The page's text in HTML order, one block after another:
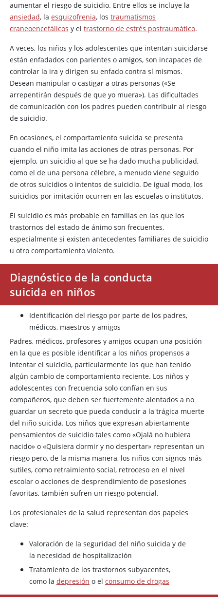
aumentar el riesgo de suicidio. Entre ellos se incluye la
ansiedad, la esquizofrenia, los traumatismos
craneoencefálicos y el trastorno de estrés postraumático.
A veces, los niños y los adolescentes que intentan suicidarse
están enfadados con parientes o amigos, son incapaces de
controlar la ira y dirigen su enfado contra sí mismos.
Desean manipular o castigar a otras personas («Se
arrepentirán después de que yo muera»). Las dificultades
de comunicación con los padres pueden contribuir al riesgo
de suicidio.
En ocasiones, el comportamiento suicida se presenta
cuando el niño imita las acciones de otras personas. Por
ejemplo, un suicidio al que se ha dado mucha publicidad,
como el de una persona célebre, a menudo viene seguido
de otros suicidios o intentos de suicidio. De igual modo, los
suicidios por imitación ocurren en las escuelas o institutos.
El suicidio es más probable en familias en las que los
trastornos del estado de ánimo son frecuentes,
especialmente si existen antecedentes familiares de suicidio
u otro comportamiento violento.
Diagnóstico de la conducta
suicida en niños
Identificación del riesgo por parte de los padres,
médicos, maestros y amigos
Padres, médicos, profesores y amigos ocupan una posición
en la que es posible identificar a los niños propensos a
intentar el suicidio, particularmente los que han tenido
algún cambio de comportamiento reciente. Los niños y
adolescentes con frecuencia solo confían en sus
compañeros, que deben ser fuertemente alentados a no
guardar un secreto que pueda conducir a la trágica muerte
del niño suicida. Los niños que expresan abiertamente
pensamientos de suicidio tales como «Ojalá no hubiera
nacido» o «Quisiera dormir y no despertar» representan un
riesgo pero, de la misma manera, los niños con signos más
sutiles, como retraimiento social, retroceso en el nivel
escolar o acciones de desprendimiento de posesiones
favoritas, también sufren un riesgo potencial.
Los profesionales de la salud representan dos papeles
clave:
Valoración de la seguridad del niño suicida y de
la necesidad de hospitalización
Tratamiento de los trastornos subyacentes,
como la depresión o el consumo de drogas